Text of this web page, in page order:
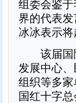
组委会鉴
界的代表
冰冰表示
该届国际
发展中心
组织等多
国红十字